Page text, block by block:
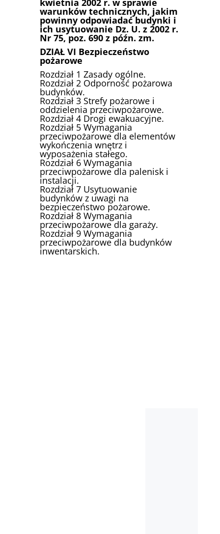
kwietnia 2002 r. w sprawie
warunków technicznych, jakim
powinny odpowiadać budynki i
ich usytuowanie Dz. U. z 2002 r.
Nr 75, poz. 690 z późn. zm.
DZIAŁ VI Bezpieczeństwo
pożarowe
Rozdział 1 Zasady ogólne.
Rozdział 2 Odporność pożarowa
budynków.
Rozdział 3 Strefy pożarowe i
oddzielenia przeciwpożarowe.
Rozdział 4 Drogi ewakuacyjne.
Rozdział 5 Wymagania
przeciwpożarowe dla elementów
wykończenia wnętrz i
wyposażenia stałego.
Rozdział 6 Wymagania
przeciwpożarowe dla palenisk i
instalacji.
Rozdział 7 Usytuowanie
budynków z uwagi na
bezpieczeństwo pożarowe.
Rozdział 8 Wymagania
przeciwpożarowe dla garaży.
Rozdział 9 Wymagania
przeciwpożarowe dla budynków
inwentarskich.